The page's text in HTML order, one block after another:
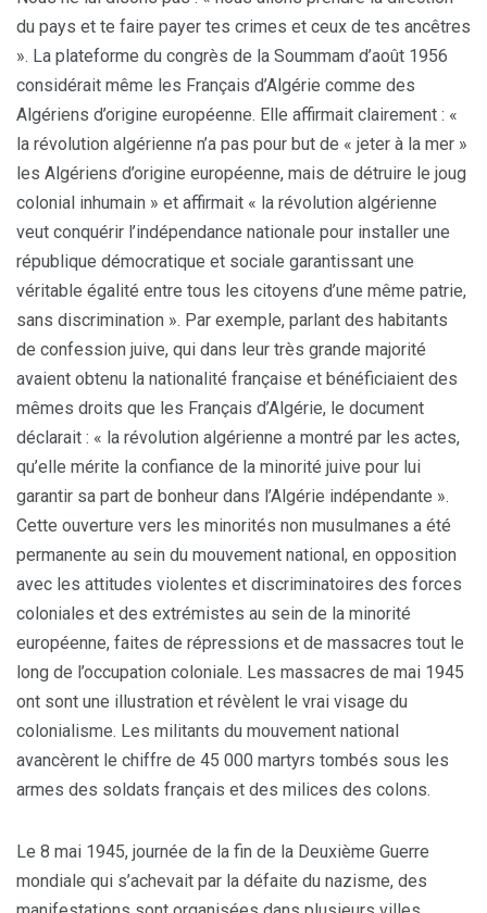
du pays et te faire payer tes crimes et ceux de tes ancêtres
». La plateforme du congrès de la Soummam d’août 1956
considérait même les Français d’Algérie comme des
Algériens d’origine européenne. Elle affirmait clairement : «
la révolution algérienne n’a pas pour but de « jeter à la mer »
les Algériens d’origine européenne, mais de détruire le joug
colonial inhumain » et affirmait « la révolution algérienne
veut conquérir l’indépendance nationale pour installer une
république démocratique et sociale garantissant une
véritable égalité entre tous les citoyens d’une même patrie,
sans discrimination ». Par exemple, parlant des habitants
de confession juive, qui dans leur très grande majorité
avaient obtenu la nationalité française et bénéficiaient des
mêmes droits que les Français d’Algérie, le document
déclarait : « la révolution algérienne a montré par les actes,
qu’elle mérite la confiance de la minorité juive pour lui
garantir sa part de bonheur dans l’Algérie indépendante ».
Cette ouverture vers les minorités non musulmanes a été
permanente au sein du mouvement national, en opposition
avec les attitudes violentes et discriminatoires des forces
coloniales et des extrémistes au sein de la minorité
européenne, faites de répressions et de massacres tout le
long de l’occupation coloniale. Les massacres de mai 1945
ont sont une illustration et révèlent le vrai visage du
colonialisme. Les militants du mouvement national
avancèrent le chiffre de 45 000 martyrs tombés sous les
armes des soldats français et des milices des colons.
Le 8 mai 1945, journée de la fin de la Deuxième Guerre
mondiale qui s’achevait par la défaite du nazisme, des